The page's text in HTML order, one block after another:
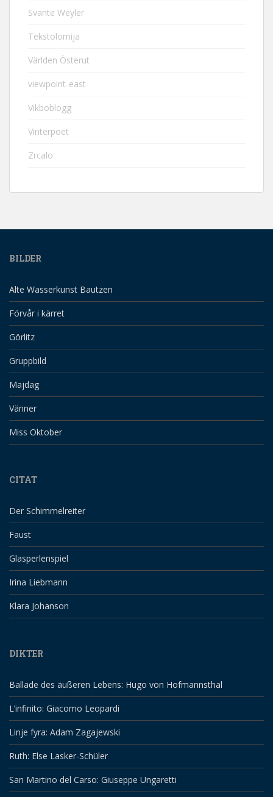
Svante Weyler
Tekstolomija
Världen Österut
viewpoint-east
Vikboblogg
Vinterpoet
Zrcalo
BILDER
Alte Wasserkunst Bautzen
Förvår i kärret
Görlitz
Gruppbild
Majdag
Vänner
Miss Oktober
CITAT
Der Schimmelreiter
Faust
Glasperlenspiel
Irina Liebmann
Klara Johanson
DIKTER
Ballade des äußeren Lebens: Hugo von Hofmannsthal
L’infinito: Giacomo Leopardi
Linje fyra: Adam Zagajewski
Ruth: Else Lasker-Schüler
San Martino del Carso: Giuseppe Ungaretti